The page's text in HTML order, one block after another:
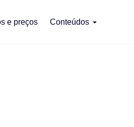
e preços Conteúdos